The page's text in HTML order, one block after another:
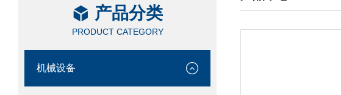
产品分类
PRODUCT CATEGORY
机械设备
/ PRODUCTS CENTER